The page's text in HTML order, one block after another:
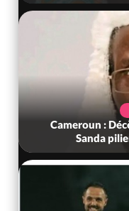
Cameroun :
Sanda